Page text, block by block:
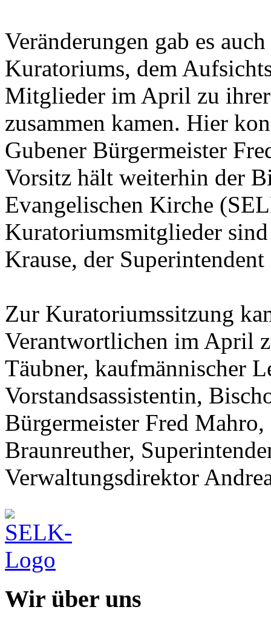
Veränderungen gab es
Kuratoriums, dem
Mitglieder im April zu
zusammen kamen. Hier
Gubener Bürgermeister
Vorsitz hält weiterhin der
Evangelischen Kirche
Kuratoriumsmitglieder
Krause, der
Zur Kuratoriumssitzung
Verantwortlichen im April
Täubner, kaufmännischer
Vorstandsassistentin,
Bürgermeister Fred
Braunreuther,
Verwaltungsdirektor
Wir über uns